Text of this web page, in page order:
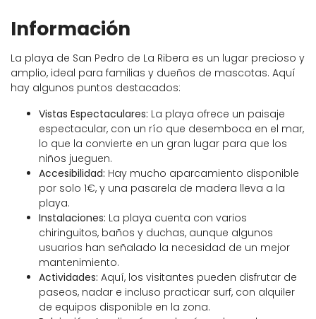
Información
La playa de San Pedro de La Ribera es un lugar precioso y
amplio, ideal para familias y dueños de mascotas. Aquí
hay algunos puntos destacados:
Vistas Espectaculares: La playa ofrece un paisaje
espectacular, con un río que desemboca en el mar,
lo que la convierte en un gran lugar para que los
niños jueguen.
Accesibilidad: Hay mucho aparcamiento disponible
por solo 1€, y una pasarela de madera lleva a la
playa.
Instalaciones: La playa cuenta con varios
chiringuitos, baños y duchas, aunque algunos
usuarios han señalado la necesidad de un mejor
mantenimiento.
Actividades: Aquí, los visitantes pueden disfrutar de
paseos, nadar e incluso practicar surf, con alquiler
de equipos disponible en la zona.